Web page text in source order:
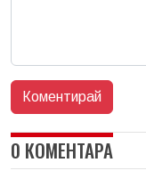
0 КОМЕНТАРА